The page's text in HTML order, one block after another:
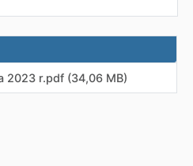
2023 r.pdf (34,06 MB)